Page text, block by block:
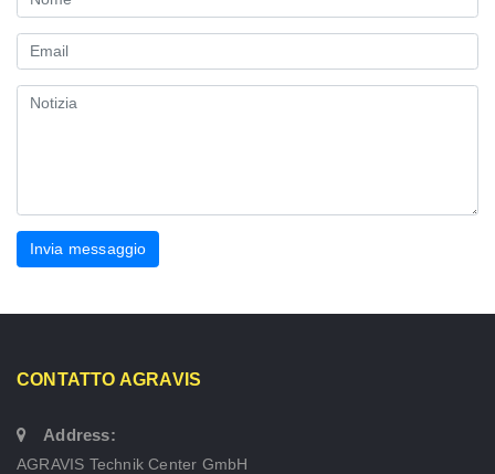
Email
Notizia
Invia messaggio
CONTATTO AGRAVIS
Address:
AGRAVIS Technik Center GmbH